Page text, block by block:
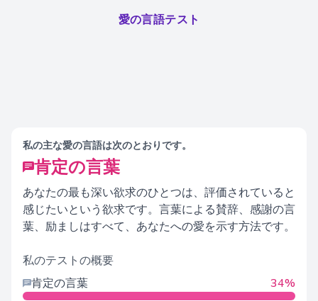
愛の言語テスト
私の主な愛の言語は次のとおりです。
肯定の言葉
あなたの最も深い欲求のひとつは、評価されていると
感じたいという欲求です。言葉による賛辞、感謝の言
葉、励ましはすべて、あなたへの愛を示す方法です。
私のテストの概要
肯定の言葉
34%